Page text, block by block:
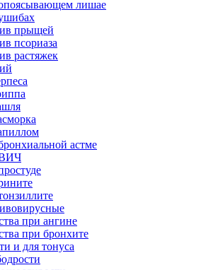
лишае
прыщей
псориаза
растяжек
астме
при ангине
при бронхите
и для тонуса